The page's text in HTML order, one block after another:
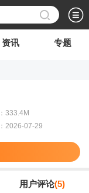
资讯 专题
333.4M
2026-07-29
用户评论(5)